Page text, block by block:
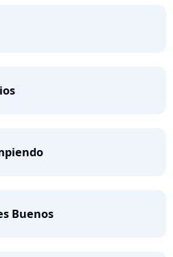
Buenos